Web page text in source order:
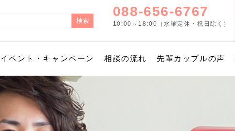
088-656-6767
10:00～18:00（水曜定休・祝日除く）
イベント・キャンペーン 相談の流れ 先輩カップルの声